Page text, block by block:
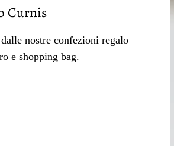
Curnis
nostre confezioni regalo
e shopping bag.